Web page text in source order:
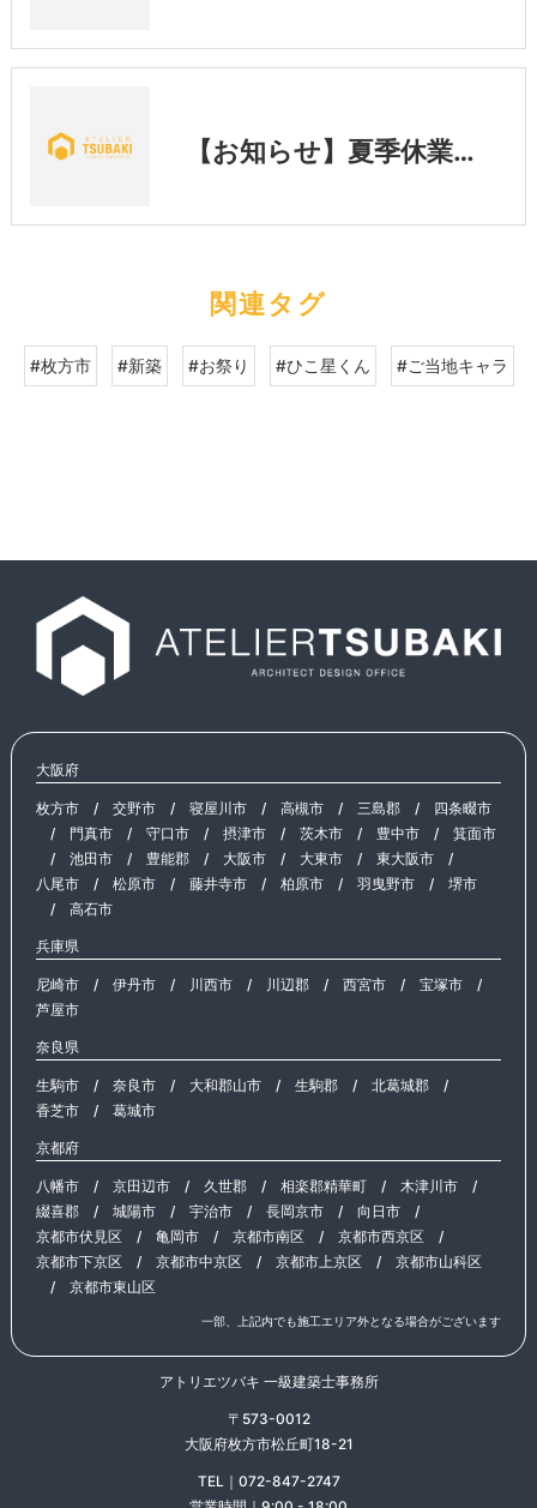
【お知らせ】夏季休業期間中の営業に関するご案内
関連タグ
#枚方市 #新築 #お祭り #ひこ星くん #ご当地キャラ
大阪府
枚方市/ 交野市/ 寝屋川市/ 高槻市/ 三島郡/ 四条畷市
/ 門真市/ 守口市/ 摂津市/ 茨木市/ 豊中市/ 箕面市
/ 池田市/ 豊能郡/ 大阪市/ 大東市/ 東大阪市/
八尾市/ 松原市/ 藤井寺市/ 柏原市/ 羽曳野市/ 堺市
/ 高石市
兵庫県
尼崎市/ 伊丹市/ 川西市/ 川辺郡/ 西宮市/ 宝塚市/
芦屋市
奈良県
生駒市/ 奈良市/ 大和郡山市/ 生駒郡/ 北葛城郡/
香芝市/ 葛城市
京都府
八幡市/ 京田辺市/ 久世郡/ 相楽郡精華町/ 木津川市/
綴喜郡/ 城陽市/ 宇治市/ 長岡京市/ 向日市/
京都市伏見区/ 亀岡市/ 京都市南区/ 京都市西京区/
京都市下京区/ 京都市中京区/ 京都市上京区/ 京都市山科区
/ 京都市東山区
一部、上記内でも施工エリア外となる場合がございます
アトリエツバキ 一級建築士事務所
〒573-0012
大阪府枚方市松丘町18-21
TEL｜072-847-2747